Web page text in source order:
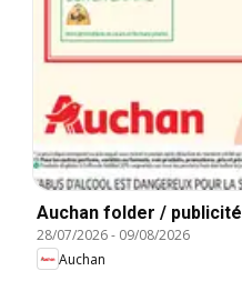
Auchan folder / publicité
28/07/2026- 09/08/2026
Auchan